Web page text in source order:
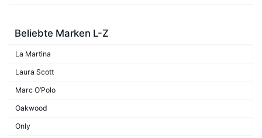
Beliebte Marken L-Z
La Martina
Laura Scott
Marc O’Polo
Oakwood
Only